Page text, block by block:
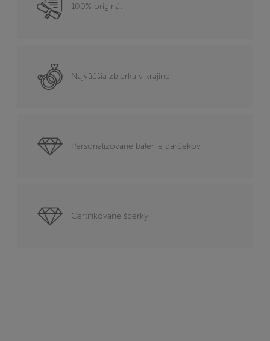
100% originál
Najväčšia zbierka v krajine
Personalizované balenie darčekov
Certifikované šperky